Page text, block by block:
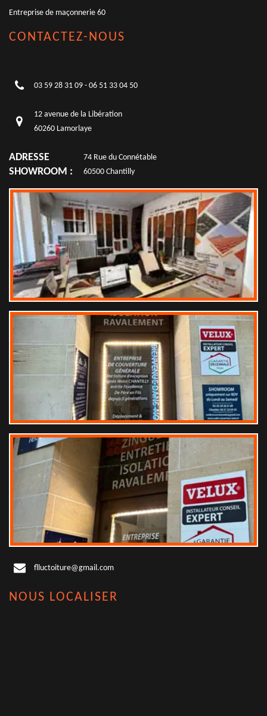
Entreprise de maçonnerie 60
CONTACTEZ-NOUS
03 59 28 31 09 - 06 51 33 04 50
12 avenue de la Libération
60260 Lamorlaye
ADRESSE
SHOWROOM :
74 Rue du Connétable
60500 Chantilly
flluctoiture@gmail.com
NOUS LOCALISER